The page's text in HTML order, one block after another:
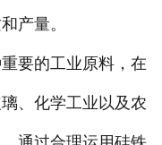
产量。
要的工业原料，在
、化学工业以及农